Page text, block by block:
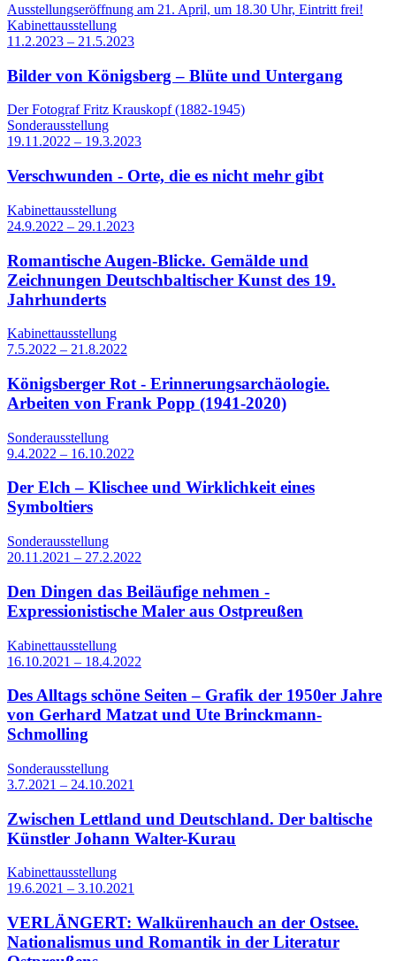
Ausstellungseröffnung am 21. April, um 18.30 Uhr, Eintritt frei!
Kabinettausstellung
11.2.2023 – 21.5.2023
Bilder von Königsberg – Blüte und Untergang
Der Fotograf Fritz Krauskopf (1882-1945)
Sonderausstellung
19.11.2022 – 19.3.2023
Verschwunden - Orte, die es nicht mehr gibt
Kabinettausstellung
24.9.2022 – 29.1.2023
Romantische Augen-Blicke. Gemälde und
Zeichnungen Deutschbaltischer Kunst des 19.
Jahrhunderts
Kabinettausstellung
7.5.2022 – 21.8.2022
Königsberger Rot - Erinnerungsarchäologie.
Arbeiten von Frank Popp (1941-2020)
Sonderausstellung
9.4.2022 – 16.10.2022
Der Elch – Klischee und Wirklichkeit eines
Symboltiers
Sonderausstellung
20.11.2021 – 27.2.2022
Den Dingen das Beiläufige nehmen -
Expressionistische Maler aus Ostpreußen
Kabinettausstellung
16.10.2021 – 18.4.2022
Des Alltags schöne Seiten – Grafik der 1950er Jahre
von Gerhard Matzat und Ute Brinckmann-
Schmolling
Sonderausstellung
3.7.2021 – 24.10.2021
Zwischen Lettland und Deutschland. Der baltische
Künstler Johann Walter-Kurau
Kabinettausstellung
19.6.2021 – 3.10.2021
VERLÄNGERT: Walkürenhauch an der Ostsee.
Nationalismus und Romantik in der Literatur